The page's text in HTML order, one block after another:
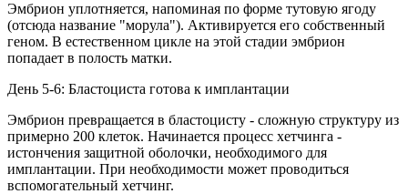
Эмбрион уплотняется, напоминая по форме тутовую ягоду
(отсюда название "морула"). Активируется его собственный
геном. В естественном цикле на этой стадии эмбрион
попадает в полость матки.
День 5-6: Бластоциста готова к имплантации
Эмбрион превращается в бластоцисту - сложную структуру из
примерно 200 клеток. Начинается процесс хетчинга -
истончения защитной оболочки, необходимого для
имплантации. При необходимости может проводиться
вспомогательный хетчинг.